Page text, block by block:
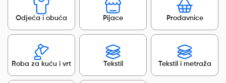
Odjeća i obuća Pijace Prodavnice
Roba za kuću i vrt Tekstil Tekstil i metraža